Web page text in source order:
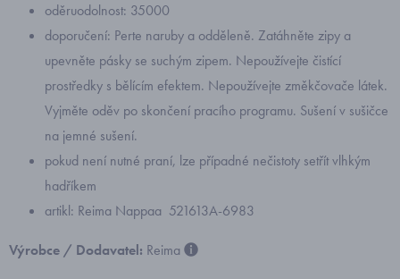
oděruodolnost: 35000
doporučení: Perte naruby a odděleně. Zatáhněte zipy a
upevněte pásky se suchým zipem. Nepoužívejte čistící
prostředky s bělícím efektem. Nepoužívejte změkčovače látek.
Vyjměte oděv po skončení pracího programu. Sušení v sušičce
na jemné sušení.
pokud není nutné praní, lze případné nečistoty setřít vlhkým
hadříkem
artikl: Reima Nappaa 521613A-6983
Výrobce / Dodavatel: Reima